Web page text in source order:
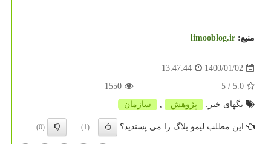
منبع: limooblog.ir
1400/01/02
13:47:44
5.0
/ 5
1550
تگهای خبر:
پژوهش , سازمان
این مطلب لیمو بلاگ را می پسندید؟ (1)
(0)